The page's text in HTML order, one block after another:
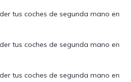
tus coches de segunda mano en
tus coches de segunda mano en
tus coches de segunda mano en